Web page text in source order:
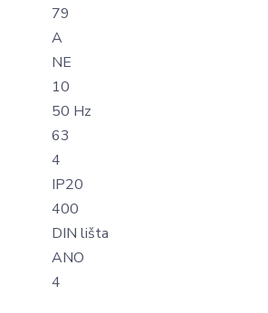
79
A
NE
10
50 Hz
63
4
IP20
400
DIN lišta
ANO
4